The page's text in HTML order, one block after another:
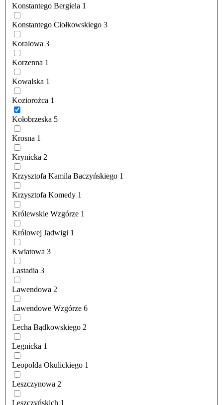
Konstantego Bergiela 1
Konstantego Ciołkowskiego 3
Koralowa 3
Korzenna 1
Kowalska 1
Koziorożca 1
Kołobrzeska 5
Krosna 1
Krynicka 2
Krzysztofa Kamila Baczyńskiego 1
Krzysztofa Komedy 1
Królewskie Wzgórze 1
Królowej Jadwigi 1
Kwiatowa 3
Lastadia 3
Lawendowa 2
Lawendowe Wzgórze 6
Lecha Bądkowskiego 2
Legnicka 1
Leopolda Okulickiego 1
Leszczynowa 2
Leszczyńskich 1